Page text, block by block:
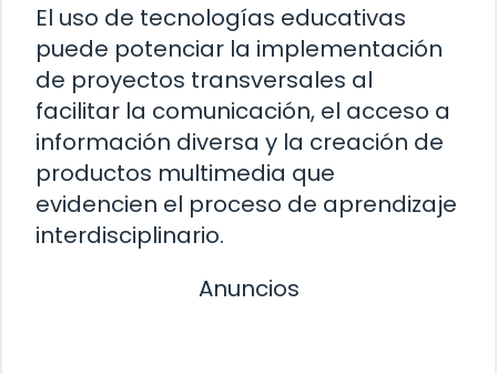
El uso de tecnologías educativas
puede potenciar la implementación
de proyectos transversales al
facilitar la comunicación, el acceso a
información diversa y la creación de
productos multimedia que
evidencien el proceso de aprendizaje
interdisciplinario.
Anuncios